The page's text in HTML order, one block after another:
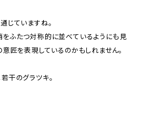
じていますね。
をふたつ対称的に並べているようにも見
意匠を表現しているのかもしれません。
干のグラツキ。